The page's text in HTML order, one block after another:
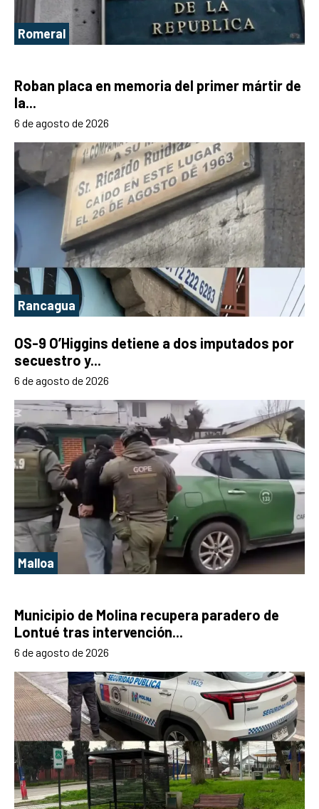
Romeral
Roban placa en memoria del primer mártir de
la...
6 de agosto de 2026
Rancagua
OS-9 O’Higgins detiene a dos imputados por
secuestro y...
6 de agosto de 2026
Malloa
Municipio de Molina recupera paradero de
Lontué tras intervención...
6 de agosto de 2026